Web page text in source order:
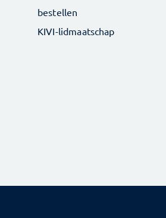
bestellen
KIVI-lidmaatschap